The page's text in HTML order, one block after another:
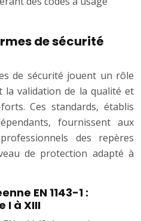
de sécurité
de sécurité jouent un rôle
la validation de la qualité et
Ces standards, établis
fournissent aux
des repères
de protection adapté à
EN 1143-1 :
I à XIII